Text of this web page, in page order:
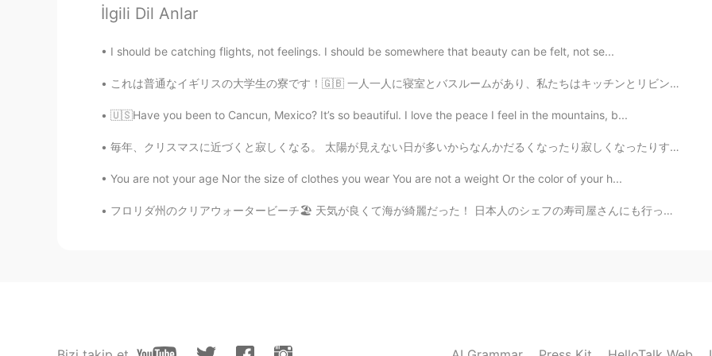
1204tje
本当、どうしたらもてるんでしょうね～。 探すのをやめると見つかる、とか言うけどやめた
ら本当に見つからなくなるし笑
Madam 2019.12.13 13:18
İlgili Dil Anlar
I should be catching flights, not feelings. I should be somewhere that beauty can be felt, not se...
これは普通なイギリスの大学生の寮です！🇬🇧 一人一人に寝室とバスルームがあり、私たちはキッチンとリビングルームを共有しています。 一年生のときには通常6〜8人で暮らします。1つのキッチンを多くの...
🇺🇸Have you been to Cancun, Mexico? It’s so beautiful. I love the peace I feel in the mountains, b...
毎年、クリスマスに近づくと寂しくなる。 太陽が見えない日が多いからなんかだるくなったり寂しくなったりすることも多いと思う。コロナの影響ももちろんある。 誰にも会ってない時によく昔の写真を見てる。...
You are not your age Nor the size of clothes you wear You are not a weight Or the color of your h...
フロリダ州のクリアウォータービーチ🏖 天気が良くて海が綺麗だった！ 日本人のシェフの寿司屋さんにも行った！寿司がめっちゃ美味しかった🍣 클리어 워터 비치, 플로리다🌴 날씨도 좋고 바다도 ...